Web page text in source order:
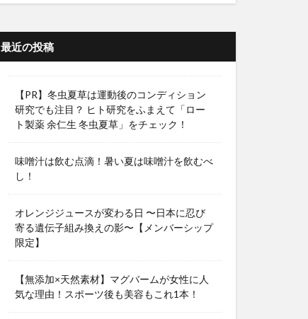
最近の投稿
【PR】冬虫夏草は運動後のコンディション
研究でも注目？ ヒト研究をふまえて「ロー
ト製薬 余仁生 冬虫夏草」をチェック！
味噌汁は飲む点滴！暑い夏は味噌汁を飲むべ
し！
オレンジジュースが変わる日 〜日本に忍び
寄る遺伝子組み換えの影〜【メンバーシップ
限定】
【無添加×天然素材】マグバームが女性に人
気な理由！スポーツ後も美容もこれ1本！